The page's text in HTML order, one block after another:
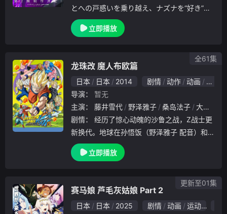
とへの戸惑いを乗り越え、ナズナを“好き”に
なることを決めたコウと、コウに“惚れさせ
る”決意をしたナズナ。「恋」が一体なんな
立即播放
龙珠改 魔人布欧篇
日本 日本 2014 剧情 动作 动画 奇幻
导演：
暂无
主演：
藤井雪代 野泽雅子 桑岛法子
大空直美
剧情：
新换代。地球在孙悟饭（野泽雅子 配音）和
朋友们的守护下，迎来了七年漫长而又短暂的
和平岁月。已变成俊朗青年的每天往返于学校
立即播放
全61集
赛马娘 芦毛灰姑娘 Part 2
日本 日本 2025 剧情 动画 运动
更新至01集